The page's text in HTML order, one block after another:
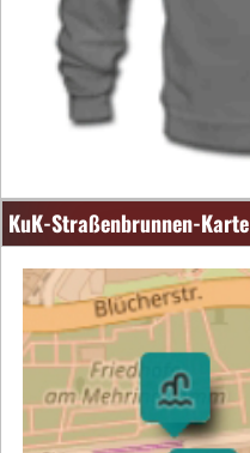
KuK-Straßenbrunnen-Karte